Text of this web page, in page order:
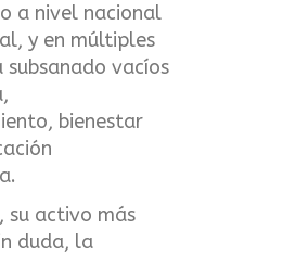
a nivel nacional
y en múltiples
subsanado vacíos
bienestar
su activo más
duda, la